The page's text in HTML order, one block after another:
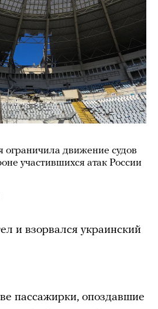
ограничила движение судов
участившихся атак России
и взорвался украинский
пассажирки, опоздавшие